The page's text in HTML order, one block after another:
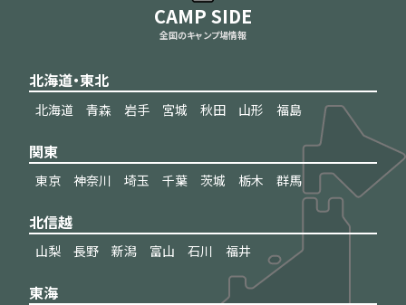
CAMP SIDE
全国のキャンプ場情報
北海道・東北
北海道 青森 岩手 宮城 秋田 山形 福島
関東
東京 神奈川 埼玉 千葉 茨城 栃木 群馬
北信越
山梨 長野 新潟 富山 石川 福井
東海